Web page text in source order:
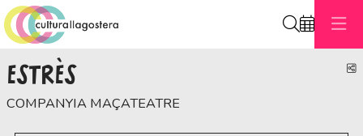
ESTRÈS
COMPANYIA MAÇATEATRE